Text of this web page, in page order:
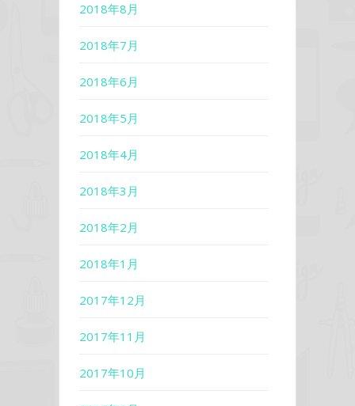
2018年8月
2018年7月
2018年6月
2018年5月
2018年4月
2018年3月
2018年2月
2018年1月
2017年12月
2017年11月
2017年10月